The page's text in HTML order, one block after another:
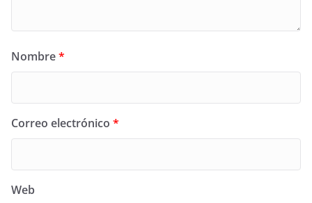
Nombre*
Correo electrónico *
Web